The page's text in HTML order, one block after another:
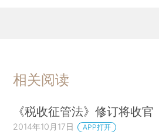
相关阅读
《税收征管法》修订将收官
2014年10月17日 APP打开